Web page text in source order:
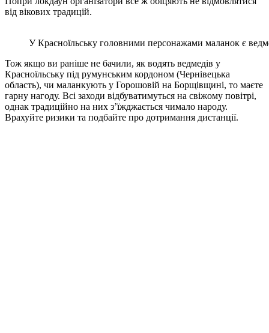
від вікових традицій.
У Красноїльську головними персонажами маланок є
Тож якщо ви раніше не бачили, як водять ведмедів у
Красноїльську під румунським кордоном (Чернівецька
область), чи маланкують у Горошовій на Борщівщині, то маєте
гарну нагоду. Всі заходи відбуватимуться на свіжому повітрі,
однак традиційно на них з’їжджається чимало народу.
Врахуйте ризики та подбайте про дотримання дистанції.